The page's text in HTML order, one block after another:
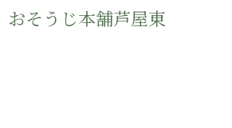
おそうじ本舗芦屋東